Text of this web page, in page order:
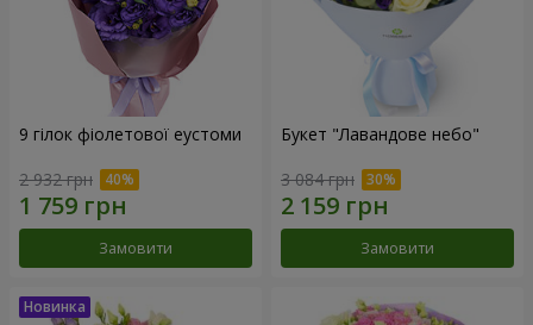
9 гілок фіолетової еустоми
2 932 грн
Замовити
Букет "Лавандове небо"
3 084 грн
Замовити